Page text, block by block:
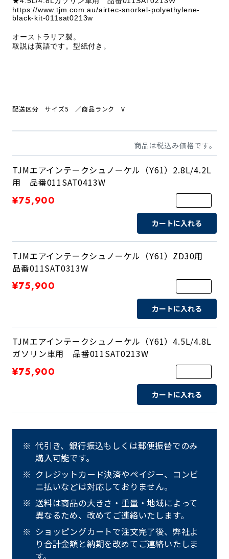
https://www.tjm.com.au/airtec-snorkel-polyethylene-
black-kit-011sat0213w
オーストラリア製。
取説は英語です。型紙付き 。
配送区分 サイズ5 ／商品ランク V
商品は税込み価格です。
TJMエアインテークシュノーケル（Y61）2.8L/4.2L
用 品番011SAT0413W
¥75,900
カートに入れる
TJMエアインテークシュノーケル（Y61）ZD30用
品番011SAT0313W
¥75,900
カートに入れる
TJMエアインテークシュノーケル（Y61）4.5L/4.8L
ガソリン車用 品番011SAT0213W
¥75,900
カートに入れる
代引き、銀行振込もしくは郵便振替でのみ
購入可能です。
クレジットカード決済やペイジー、コンビ
ニ払いなどは対応しておりません。
送料は商品の大きさ・重量・地域によって
異なるため、改めてご連絡いたします。
ショッピングカートで注文完了後、弊社よ
り合計金額と納期を改めてご連絡いたしま
す。